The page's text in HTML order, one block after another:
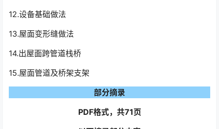
12.设备基础做法
13.屋面变形缝做法
14.出屋面跨管道栈桥
15.屋面管道及桥架支架
部分摘录
PDF格式，共71页